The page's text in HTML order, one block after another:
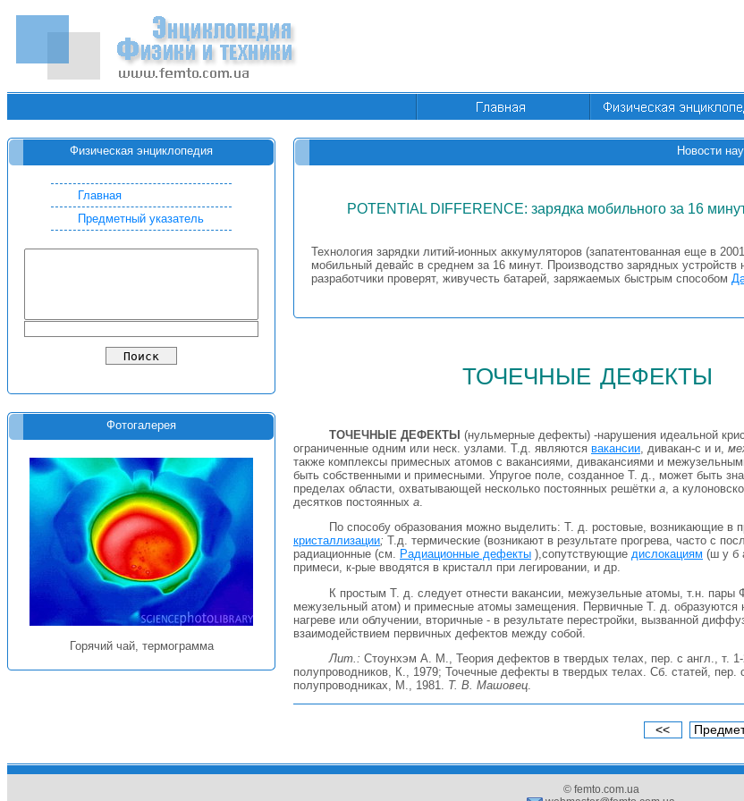
Физическая энциклопедия
Главная
Предметный указатель
Фотогалерея
Горячий чай, термограмма
Новости
POTENTIAL DIFFERENCE: зарядка мобильного за 16
Технология зарядки литий-ионных аккумуляторов (запатентованная еще в
мобильный девайс в среднем за 16 минут. Производство зарядных устройств
разработчики проверят, живучесть батарей, заряжаемых быстрым способом
точечные дефекты
ТОЧЕЧНЫЕ ДЕФЕКТЫ (нульмерные дефекты) -нарушения идеальной
ограниченные одним или неск. узлами. Т.д. являются вакансии, дивакан-с и и,
также комплексы примесных атомов с вакансиями, дивакансиями и
быть собственными и примесными. Упругое поле, созданное Т. д., может быть
пределах области, охватывающей несколько постоянных решётки а, а
десятков постоянных а.
По способу образования можно выделить: Т. д. ростовые, возникающие в
кристаллизации; Т.д. термические (возникают в результате прогрева, часто с
радиационные (см. Радиационные дефекты ),сопутствующие дислокациям (ш у б
примеси, к-рые вводятся в кристалл при легировании, и др.
К простым Т. д. следует отнести вакансии, межузельные атомы, т.н. пары
межузельный атом) и примесные атомы замещения. Первичные Т. д. образуются
нагреве или облучении, вторичные - в результате перестройки, вызванной
взаимодействием первичных дефектов между собой.
Лит.: Стоунхэм А. М., Теория дефектов в твердых телах, пер. с англ.,
полупроводников, К., 1979; Точечные дефекты в твердых телах. Сб. статей,
полупроводниках, М., 1981. Т. В. Машовец
<<
© femto.com.ua